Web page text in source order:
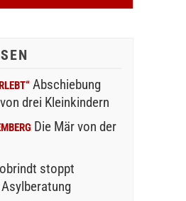
Abschiebung
drei Kleinkindern
Die Mär von der
stoppt